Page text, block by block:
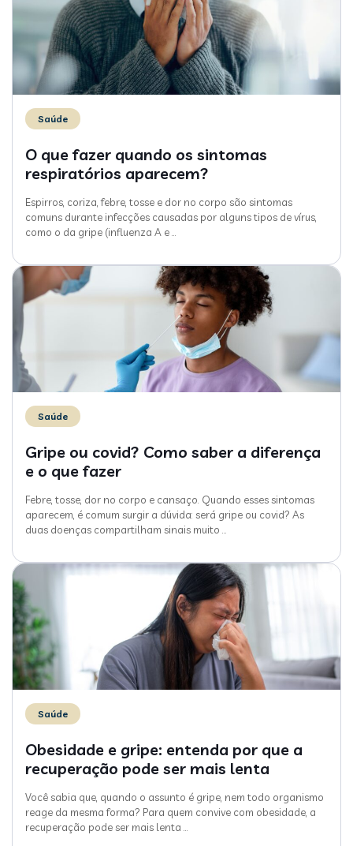
Saúde
O que fazer quando os sintomas
respiratórios aparecem?
Espirros, coriza, febre, tosse e dor no corpo são sintomas
comuns durante infecções causadas por alguns tipos de vírus,
como o da gripe (influenza A e
Saúde
Gripe ou covid? Como saber a diferença
e o que fazer
Febre, tosse, dor no corpo e cansaço. Quando esses sintomas
aparecem, é comum surgir a dúvida: será gripe ou covid? As
duas doenças compartilham sinais muito
Saúde
Obesidade e gripe: entenda por que a
recuperação pode ser mais lenta
Você sabia que, quando o assunto é gripe, nem todo organismo
reage da mesma forma? Para quem convive com obesidade, a
recuperação pode ser mais lenta